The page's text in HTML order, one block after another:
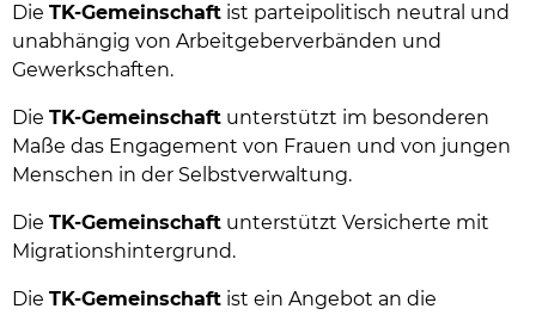
Die TK-Gemeinschaft ist parteipolitisch neutral und
unabhängig von Arbeitgeberverbänden und
Gewerkschaften.
Die TK-Gemeinschaft unterstützt im besonderen
Maße das Engagement von Frauen und von jungen
Menschen in der Selbstverwaltung.
Die TK-Gemeinschaft unterstützt Versicherte mit
Migrationshintergrund.
Die TK-Gemeinschaft ist ein Angebot an die